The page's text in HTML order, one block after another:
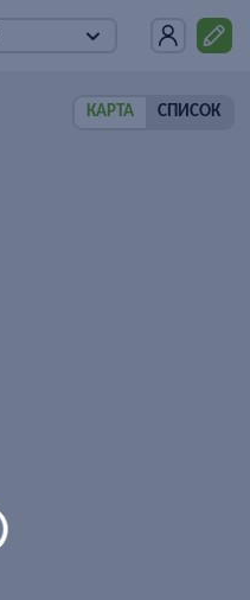
КАРТА СПИСОК